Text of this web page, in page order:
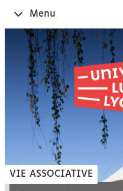
Ouvrir
le
Menu
VIE ASSOCIATIVE